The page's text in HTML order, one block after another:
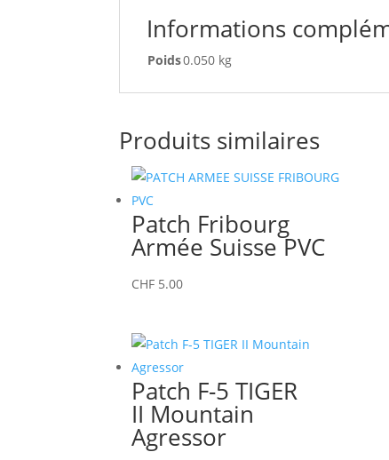
Informations
Poids0.050 kg
Produits similaires
Patch Fribourg
Armée Suisse PVC
CHF 5.00
Patch F-5 TIGER
II Mountain
Agressor